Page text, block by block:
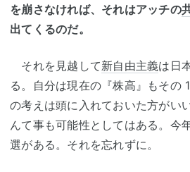
を崩さなければ、それはアッチの
出てくるのだ。
それを見越して新自由主義は日
る。自分は現在の『株高』もその
の考えは頭に入れておいた方がい
んて事も可能性としてはある。今
選がある。それを忘れずに。